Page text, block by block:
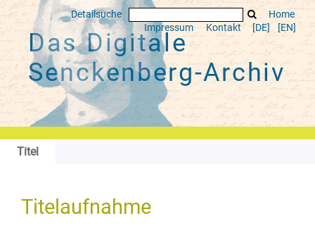
Detailsuche
Home
Impressum
Kontakt [DE] [EN]
Das Digitale
Senckenberg-Archiv
Titel
Titelaufnahme